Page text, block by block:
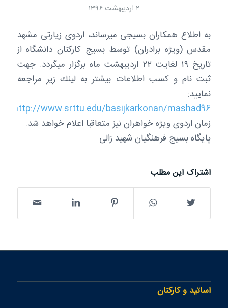
۲ اردیبهشت ۱۳۹۶
به اطلاع همكاران بسیجی میرساند، اردوی زیارتی مشهد
مقدس (ویژه برادران) توسط بسیج كاركنان دانشگاه از
تاریخ ۱۹ لغایت ۲۲ اردیبهشت ماه برگزار میگردد. جهت
ثبت نام و كسب اطلاعات بیشتر به لینك زیر مراجعه
نمایید:
http://www.srttu.edu/basijkarkonan/mashad96
زمان اردوی ویژه خواهران نیز متعاقبا اعلام خواهد شد.
پایگاه بسیج فرهنگیان شهید زالی
اشتراک این مطلب
اساتید و کارکنان